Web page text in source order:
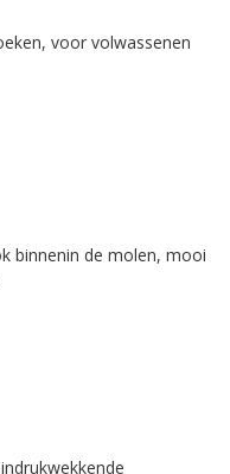
voor volwassenen
binnenin de molen, mooi